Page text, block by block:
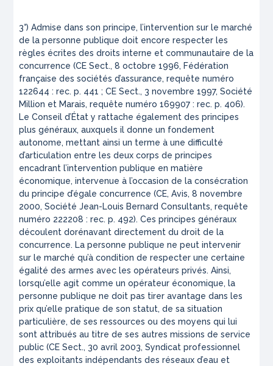
3°) Admise dans son principe, l’intervention sur le marché
de la personne publique doit encore respecter les
règles écrites des droits interne et communautaire de la
concurrence (CE Sect., 8 octobre 1996, Fédération
française des sociétés d’assurance, requête numéro
122644 : rec. p. 441 ; CE Sect., 3 novembre 1997, Société
Million et Marais, requête numéro 169907 : rec. p. 406).
Le Conseil d’État y rattache également des principes
plus généraux, auxquels il donne un fondement
autonome, mettant ainsi un terme à une difficulté
d’articulation entre les deux corps de principes
encadrant l’intervention publique en matière
économique, intervenue à l’occasion de la consécration
du principe d’égale concurrence (CE, Avis, 8 novembre
2000, Société Jean-Louis Bernard Consultants, requête
numéro 222208 : rec. p. 492). Ces principes généraux
découlent dorénavant directement du droit de la
concurrence. La personne publique ne peut intervenir
sur le marché qu’à condition de respecter une certaine
égalité des armes avec les opérateurs privés. Ainsi,
lorsqu’elle agit comme un opérateur économique, la
personne publique ne doit pas tirer avantage dans les
prix qu’elle pratique de son statut, de sa situation
particulière, de ses ressources ou des moyens qui lui
sont attribués au titre de ses autres missions de service
public (CE Sect., 30 avril 2003, Syndicat professionnel
des exploitants indépendants des réseaux d’eau et